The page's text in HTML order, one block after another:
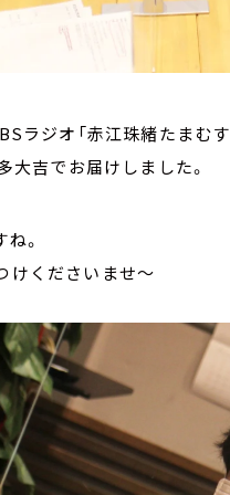
ラジオ「赤江珠緒たまむす
大吉でお届けしました。
。
けくださいませ～